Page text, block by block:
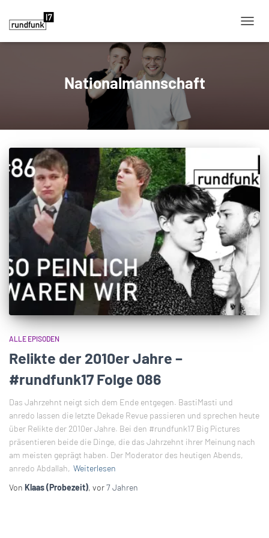
Nationalmannschaft
ALLE EPISODEN
Relikte der 2010er Jahre –
#rundfunk17 Folge 086
Das Jahrzehnt neigt sich dem Ende entgegen. BastiMasti und
anredo lassen die letzte Dekade Revue passieren und sprechen heute
über Relikte der 2010er Jahre. Bei den #rundfunk17 Big Pictures
präsentieren beide die Dinge, die das Jahrzehnt ihrer Meinung nach
am meisten geprägt haben. Der Moderator des heutigen Abends,
anredo Abdallah, Weiterlesen
Von Klaas (Probezeit), vor7 Jahren